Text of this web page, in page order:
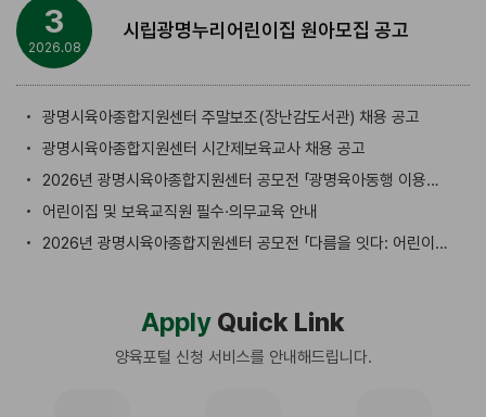
3
2026.08
시립광명누리어린이집 원아모집 공고
광명시육아종합지원센터 주말보조(장난감도서관) 채용 공고
광명시육아종합지원센터 시간제보육교사 채용 공고
2026년 광명시육아종합지원센터 공모전 「광명육아동행 이용수기 공모」 공고
어린이집 및 보육교직원 필수·의무교육 안내
2026년 광명시육아종합지원센터 공모전 「다름을 잇다: 어린이집 실천사례 공모」 공고
Apply Quick Link
양육포털 신청 서비스를 안내해드립니다.